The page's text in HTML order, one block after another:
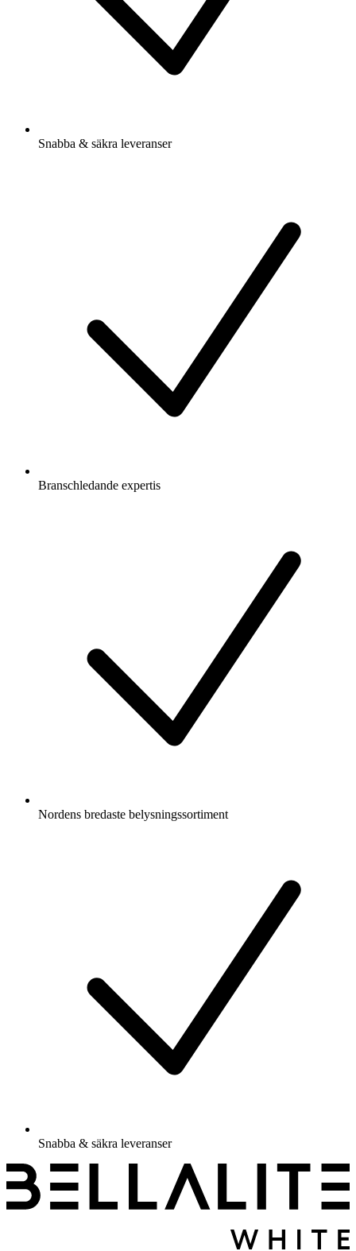
Snabba & säkra leveranser
Branschledande expertis
Nordens bredaste belysningssortiment
Snabba & säkra leveranser